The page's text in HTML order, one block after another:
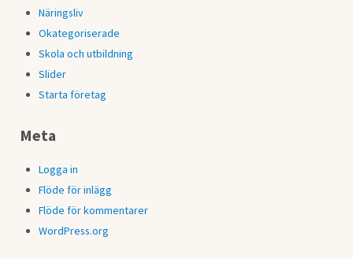
Näringsliv
Okategoriserade
Skola och utbildning
Slider
Starta företag
Meta
Logga in
Flöde för inlägg
Flöde för kommentarer
WordPress.org